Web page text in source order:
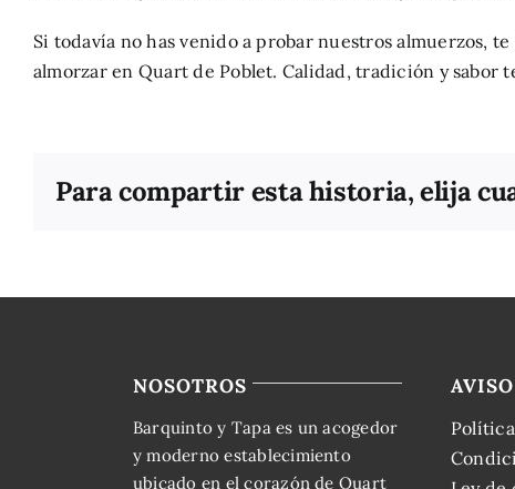
Si todavía no has venido a probar nuestros almuerzos,
almorzar en Quart de Poblet. Calidad, tradición y sabor
Para compartir esta historia, elija
NOSOTROS
Barquinto y Tapa es un acogedor
y moderno establecimiento
ubicado en el corazón de Quart